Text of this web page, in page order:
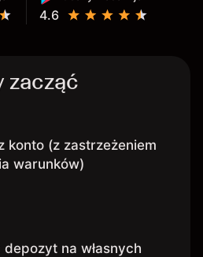
4.6
zacząć
konto (z zastrzeżeniem
warunków)
depozyt na własnych